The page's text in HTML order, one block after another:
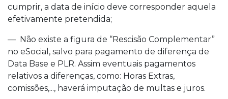
cumprir, a data de início deve corresponder aquela
efetivamente pretendida;
— Não existe a figura de “Rescisão Complementar”
no eSocial, salvo para pagamento de diferença de
Data Base e PLR. Assim eventuais pagamentos
relativos a diferenças, como: Horas Extras,
comissões,..., haverá imputação de multas e juros.